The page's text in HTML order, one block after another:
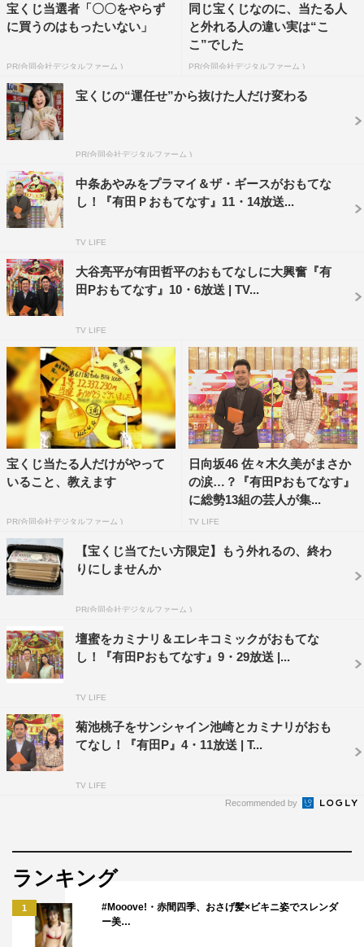
援歌を作ってブラスバンドとともに披露する」というプロ
デュースを。有田からの大掛かりなムチャぶりに狼狽する
を繰り出す。
ザ・ギースには「大河あるあるネタが見てみたい」とい
う瀧のために、「あるあるネタを得意とする芸人が大河ド
ラマあるあるを披露する」というプロデュースをする。ネ
タの最中にはダンディ坂野、レイザーラモンRG、天津木
村が乱入。独特の世界観が持ち味のザ・ギースはあるある
芸人たちをうまく生かすことができるのか。
『有田Pおもてなす』
1月26日（土）後10・10～10・53
司会：有田哲平
出演：ピエール瀧、ラバーガール、ザ・ギース、ダンディ
坂野、天津木村、RG（レイザーラモン）、ジャイアン村
上
語り：杉田智和
宝くじ当選者「〇〇をやらず
に買うのはもったいない」
PR(合同会社デジタルファーム )
同じ宝くじなのに、当たる人
と外れる人の違い実は“こ
こ”でした
PR(合同会社デジタルファーム )
宝くじの“運任せ”から抜けた人だけ変わる
PR(合同会社デジタルファーム )
中条あやみをプラマイ＆ザ・ギースがおもてな
し！『有田Ｐおもてなす』11・14放送...
TV LIFE
大谷亮平が有田哲平のおもてなしに大興奮『有
田Pおもてなす』10・6放送 | TV...
TV LIFE
宝くじ当たる人だけがやって
いること、教えます
PR(合同会社デジタルファーム )
日向坂46 佐々木久美がまさか
の涙…？『有田Pおもてなす』
に総勢13組の芸人が集...
TV LIFE
【宝くじ当てたい方限定】もう外れるの、終わ
りにしませんか
PR(合同会社デジタルファーム )
壇蜜をカミナリ＆エレキコミックがおもてな
し！『有田Pおもてなす』9・29放送 |...
TV LIFE
菊池桃子をサンシャイン池崎とカミナリがおも
てなし！『有田P』4・11放送 | T...
TV LIFE
Recommended by
ランキング
1
#Mooove!・赤間四季、おさげ髪×ビキニ姿でスレンダ
ー美…